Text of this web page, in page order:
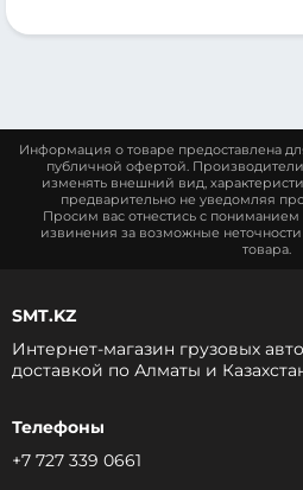
Информация о товаре предоставлена
публичной офертой.
изменять внешний вид,
предварительно не уведомляя
Просим вас отнестись с
извинения за возможные
товара.
SMT.KZ
Интернет-магазин грузовых
доставкой по Алматы и
Телефоны
+7 727 339 0661